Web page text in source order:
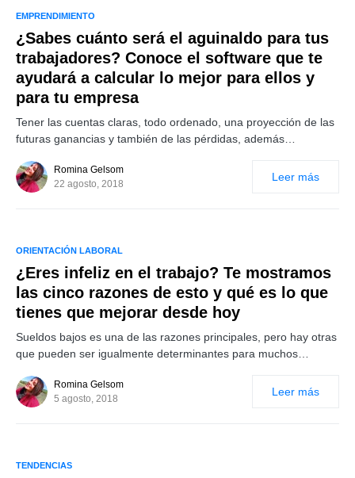
EMPRENDIMIENTO
¿Sabes cuánto será el aguinaldo para tus
trabajadores? Conoce el software que te
ayudará a calcular lo mejor para ellos y
para tu empresa
Tener las cuentas claras, todo ordenado, una proyección de las
futuras ganancias y también de las pérdidas, además…
Romina Gelsom
22 agosto, 2018
Leer más
ORIENTACIÓN LABORAL
¿Eres infeliz en el trabajo? Te mostramos
las cinco razones de esto y qué es lo que
tienes que mejorar desde hoy
Sueldos bajos es una de las razones principales, pero hay otras
que pueden ser igualmente determinantes para muchos…
Romina Gelsom
5 agosto, 2018
Leer más
TENDENCIAS